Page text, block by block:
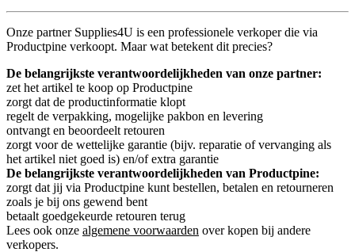
Onze partner Supplies4U is een professionele verkoper die via
Productpine verkoopt. Maar wat betekent dit precies?
De belangrijkste verantwoordelijkheden van onze partner:
zet het artikel te koop op Productpine
zorgt dat de productinformatie klopt
regelt de verpakking, mogelijke pakbon en levering
ontvangt en beoordeelt retouren
zorgt voor de wettelijke garantie (bijv. reparatie of vervanging als
het artikel niet goed is) en/of extra garantie
De belangrijkste verantwoordelijkheden van Productpine:
zorgt dat jij via Productpine kunt bestellen, betalen en retourneren
zoals je bij ons gewend bent
betaalt goedgekeurde retouren terug
Lees ook onze algemene voorwaarden over kopen bij andere
verkopers.